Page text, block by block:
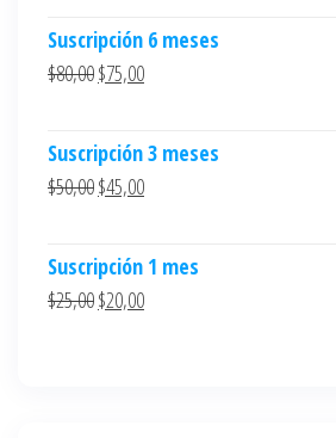
Suscripción 6 meses
$80,00$75,00
Suscripción 3 meses
$50,00$45,00
Suscripción 1 mes
$25,00$20,00